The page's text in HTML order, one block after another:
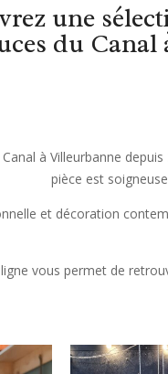
une
du Canal
à Villeurbanne
pièce est
et décoration
vous permet de